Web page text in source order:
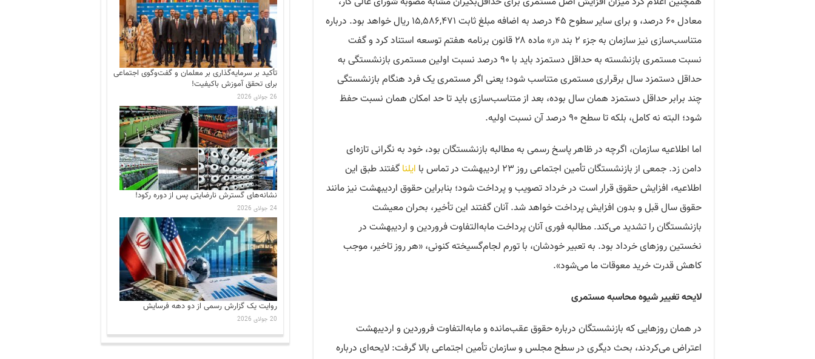
معادل ۶۰ درصد، و برای سایر سطوح ۴۵ درصد به اضافه مبلغ ثابت ۱۵,۵۸۶,۴۷۱ ریال خواهد بود. درباره
متناسب‌سازی نیز سازمان به جزء ۲ بند «ر» ماده ۲۸ قانون برنامه هفتم توسعه استناد کرد و گفت
نسبت مستمری بازنشسته به حداقل دستمزد باید با ۹۰ درصد نسبت اولین مستمری بازنشستگی به
حداقل دستمزد سال برقراری مستمری متناسب شود؛ یعنی اگر مستمری یک فرد هنگام بازنشستگی
چند برابر حداقل دستمزد همان سال بوده، بعد از متناسب‌سازی باید تا حد امکان همان نسبت حفظ
شود؛ البته نه کامل، بلکه تا سطح ۹۰ درصد آن نسبت اولیه.
اما اطلاعیه سازمان، اگرچه در ظاهر پاسخ رسمی به مطالبه بازنشستگان بود، خود به نگرانی تازه‌ای
دامن زد. جمعی از بازنشستگان تأمین اجتماعی روز ۲۳ اردیبهشت در تماس با
ایلنا گفتند طبق این
اطلاعیه، افزایش حقوق قرار است در خرداد تصویب و پرداخت شود؛ بنابراین حقوق اردیبهشت نیز مانند
حقوق سال قبل و بدون افزایش پرداخت خواهد شد. آنان گفتند این تأخیر، بحران معیشت
بازنشستگان را تشدید می‌کند. مطالبه فوری آنان پرداخت مابه‌التفاوت فروردین و اردیبهشت در
نخستین روزهای خرداد بود. به تعبیر خودشان، با تورم لجام‌گسیخته کنونی، «هر روز تاخیر، موجب
کاهش قدرت خرید معوقات ما می‌شود».
لایحه تغییر شیوه محاسبه مستمری
در همان روزهایی که بازنشستگان درباره حقوق عقب‌مانده و مابه‌التفاوت فروردین و اردیبهشت
اعتراض می‌کردند، بحث دیگری در سطح مجلس و سازمان تأمین اجتماعی بالا گرفت: لایحه‌ای درباره
تأکید بر سرمایه‌گذاری بر معلمان و گفت‌وگوی اجتماعی
برای تحقق آموزش باکیفیت!
26 جولای 2026
نشانه‌های گسترش نارضایتی‌ پس از دوره رکود!
24 جولای 2026
روایت یک گزارش رسمی از دو دهه فرسایش
20 جولای 2026